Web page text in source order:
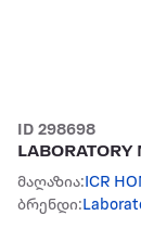
ID 298698
მაღაზია: ICR
ბრენდი: